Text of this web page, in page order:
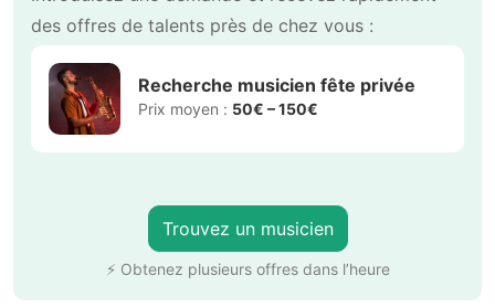
des offres de talents près de chez vous :
Recherche musicien fête privée
Prix moyen : 50€ – 150€
Trouvez un musicien
⚡ Obtenez plusieurs offres dans l’heure